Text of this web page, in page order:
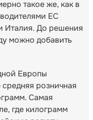
такое же, как в
ЕС
Италия. До решения
можно добавить
Европы
розничная
Самая
где килограмм